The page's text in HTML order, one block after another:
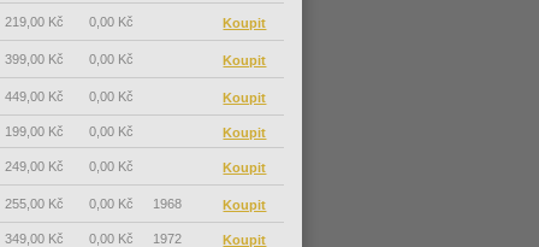
219,00 Kč 0,00 Kč
399,00 Kč 0,00 Kč
449,00 Kč 0,00 Kč
199,00 Kč 0,00 Kč
249,00 Kč 0,00 Kč
255,00 Kč 0,00 Kč 1968
349,00 Kč 0,00 Kč 1972